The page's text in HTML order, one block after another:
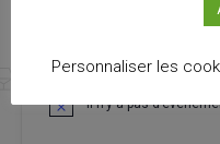
Notice Il n’y a pas
Personnaliser les